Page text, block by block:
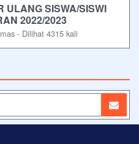
ULANG SISWA/SISWI
2022/2023
- Dilihat 4315 kali